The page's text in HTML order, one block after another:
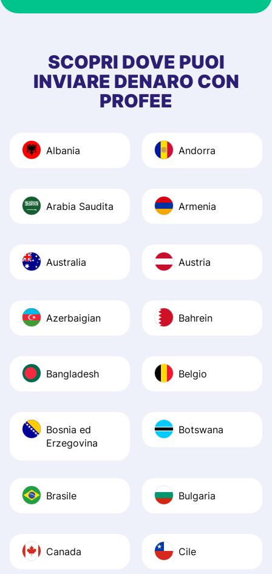
at Profee is very
first started
app, and they
quick to provide
Recommend it!
SCOPRI DOVE PUOI
INVIARE DENARO CON
PROFEE
Albania Andorra
Arabia Saudita Armenia
Australia Austria
Azerbaigian Bahrein
Bangladesh Belgio
Bosnia ed
Erzegovina
Botswana
Brasile Bulgaria
Canada Cile